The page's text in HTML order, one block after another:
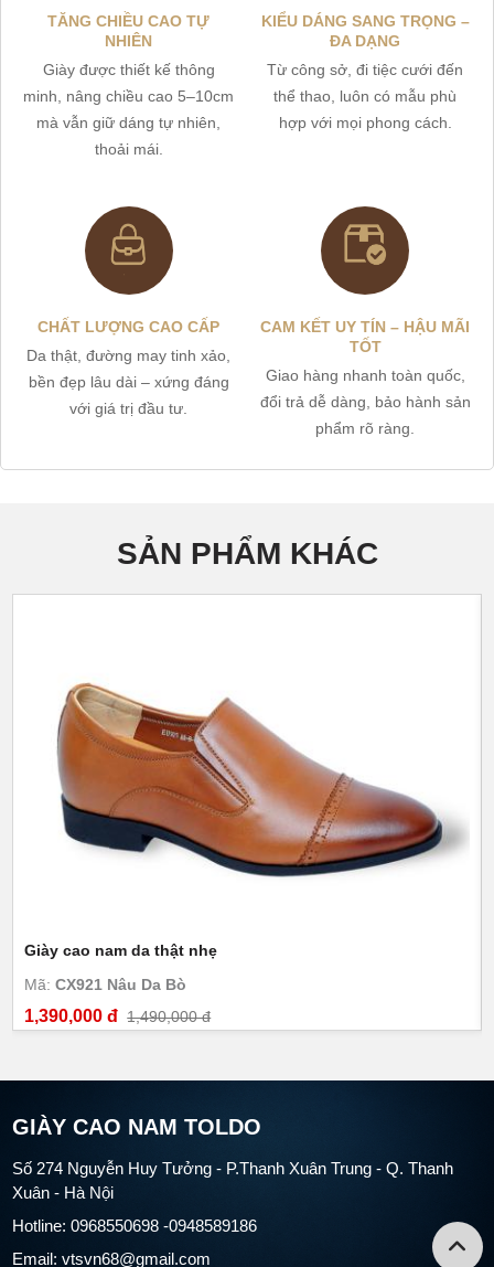
TĂNG CHIỀU CAO TỰ
NHIÊN
Giày được thiết kế thông
minh, nâng chiều cao 5–10cm
mà vẫn giữ dáng tự nhiên,
thoải mái.
KIỂU DÁNG SANG TRỌNG –
ĐA DẠNG
Từ công sở, đi tiệc cưới đến
thể thao, luôn có mẫu phù
hợp với mọi phong cách.
CHẤT LƯỢNG CAO CẤP
Da thật, đường may tinh xảo,
bền đẹp lâu dài – xứng đáng
với giá trị đầu tư.
CAM KẾT UY TÍN – HẬU MÃI
TỐT
Giao hàng nhanh toàn quốc,
đổi trả dễ dàng, bảo hành sản
phẩm rõ ràng.
SẢN PHẨM KHÁC
Giày cao nam da thật nhẹ
Mã:CX921 Nâu Da Bò
1,390,000 đ 1,490,000 đ
GIÀY CAO NAM TOLDO
Số 274 Nguyễn Huy Tưởng - P.Thanh Xuân Trung - Q. Thanh
Xuân - Hà Nội
Hotline: 0968550698 -0948589186
Email: vtsvn68@gmail.com